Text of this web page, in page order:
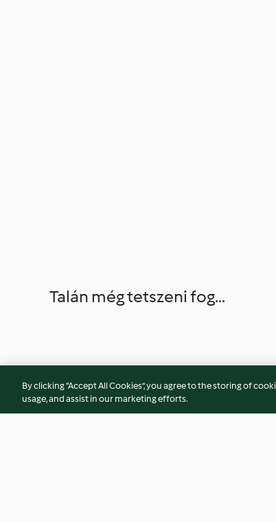
Talán még tetszeni fog...
By clicking “Accept All Cookies”, you agree to the storing of
usage, and assist in our marketing efforts.